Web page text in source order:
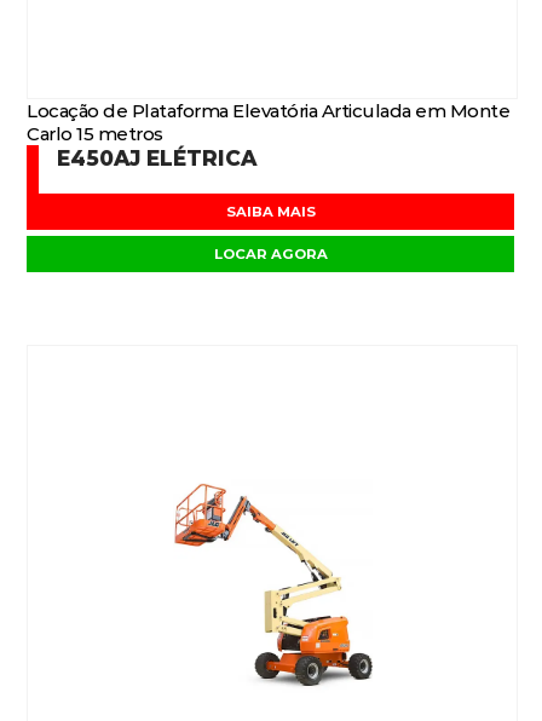
Locação de Plataforma Elevatória Articulada em Monte
Carlo 15 metros
E450AJ ELÉTRICA
SAIBA MAIS
LOCAR AGORA